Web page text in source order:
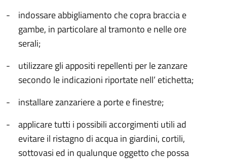
-
indossare abbigliamento che copra braccia e
gambe, in particolare al tramonto e nelle ore
serali;
-
utilizzare gli appositi repellenti per le zanzare
secondo le indicazioni riportate nell’ etichetta;
-
installare zanzariere a porte e finestre;
-
applicare tutti i possibili accorgimenti utili ad
evitare il ristagno di acqua in giardini, cortili,
sottovasi ed in qualunque oggetto che possa